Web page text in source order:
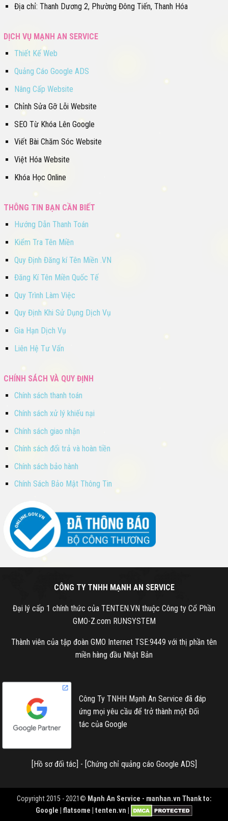
Địa chỉ: Thanh Dương 2, Phường Đông Tiến, Thanh Hóa
DỊCH VỤ MẠNH AN SERVICE
Thiết Kế Web
Quảng Cáo Google ADS
Nâng Cấp Website
Chỉnh Sửa Gỡ Lỗi Website
SEO Từ Khóa Lên Google
Viết Bài Chăm Sóc Website
Việt Hóa Website
Khóa Học Online
THÔNG TIN BẠN CẦN BIẾT
Hướng Dẫn Thanh Toán
Kiểm Tra Tên Miền
Quy Định Đăng kí Tên Miền .VN
Đăng Kí Tên Miền Quốc Tế
Quy Trình Làm Việc
Quy Định Khi Sử Dụng Dịch Vụ
Gia Hạn Dịch Vụ
Liên Hệ Tư Vấn
CHÍNH SÁCH VÀ QUY ĐỊNH
Chính sách thanh toán
Chính sách xử lý khiếu nại
Chính sách giao nhận
Chính sách đổi trả và hoàn tiền
Chính sách bảo hành
Chính Sách Bảo Mật Thông Tin
CÔNG TY TNHH MẠNH AN SERVICE
Đại lý cấp 1 chính thức của TENTEN.VN thuộc Công ty Cổ Phần
GMO-Z.com RUNSYSTEM
Thành viên của tập đoàn GMO Internet TSE:9449 với thị phần tên
miền hàng đầu Nhật Bản
Công Ty TNHH Mạnh An Service đã đáp
ứng mọi yêu cầu để trở thành một Đối
tác của Google
[Hồ sơ đối tác] - [Chứng chỉ quảng cáo Google ADS]
Copyright 2015 - 2021© Mạnh An Service - manhan.vn Thank to:
Google | flatsome | tenten.vn |